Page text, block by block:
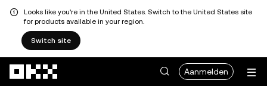
Looks like you're in the United States. Switch to the United States site
for products available in your region.
Switch site
Aanmelden